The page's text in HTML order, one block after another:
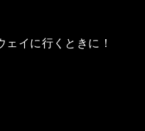
イに行くときに！